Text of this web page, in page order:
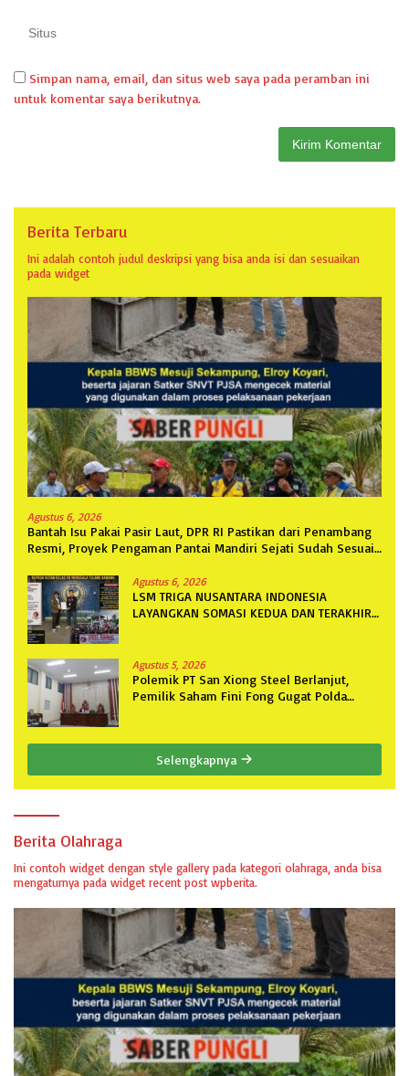
Simpan nama, email, dan situs web saya pada peramban ini
untuk komentar saya berikutnya.
Berita Terbaru
Ini adalah contoh judul deskripsi yang bisa anda isi dan sesuaikan
pada widget
Agustus 6, 2026
Bantah Isu Pakai Pasir Laut, DPR RI Pastikan dari Penambang
Resmi, Proyek Pengaman Pantai Mandiri Sejati Sudah Sesuai
Agustus 6, 2026
LSM TRIGA NUSANTARA INDONESIA
LAYANGKAN SOMASI KEDUA DAN TERAKHIR
Agustus 5, 2026
Polemik PT San Xiong Steel Berlanjut,
Pemilik Saham Fini Fong Gugat Polda
Selengkapnya
Berita Olahraga
Ini contoh widget dengan style gallery pada kategori olahraga, anda bisa
mengaturnya pada widget recent post wpberita.